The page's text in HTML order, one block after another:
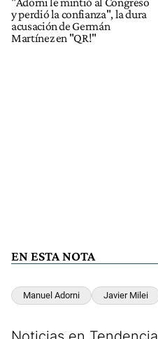
y perdió la confianza", la dura
acusación de Germán
Martínez en "QR!"
EN ESTA NOTA
Manuel Adorni Javier Milei